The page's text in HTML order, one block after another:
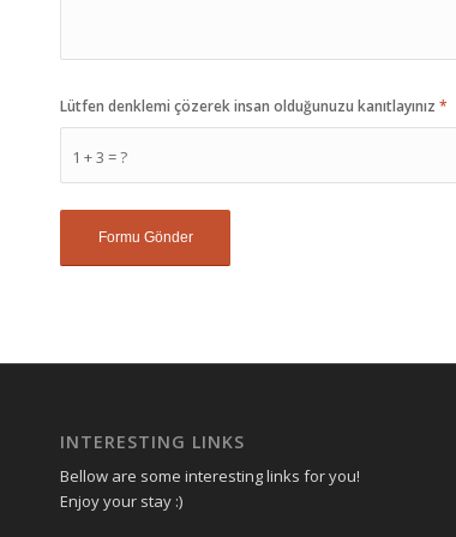
1 + 3 = ?
Lütfen denklemi çözerek insan olduğunuzu kanıtlayınız *
INTERESTING LINKS
Bellow are some interesting links for you!
Enjoy your stay :)